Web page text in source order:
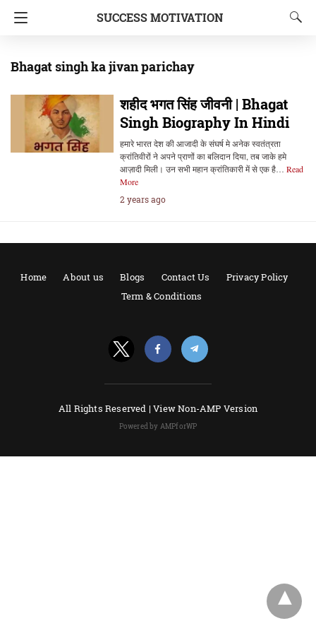
SUCCESS MOTIVATION
Bhagat singh ka jivan parichay
शहीद भगत सिंह जीवनी | Bhagat
Singh Biography In Hindi
हमारे भारत देश की आजादी के संघर्ष मे अनेक स्वतंत्रता
क्रांतिवीरों ने अपने प्राणों का बलिदान दिया, तब जाके हमे
आज़ादी मिली। उन सभी महान क्रांतिकारी में से एक है… Read
More
2 years ago
Home About us Blogs Contact Us
Privacy Policy
Term & Conditions
All Rights Reserved |View Non-AMP Version
Powered by AMPforWP